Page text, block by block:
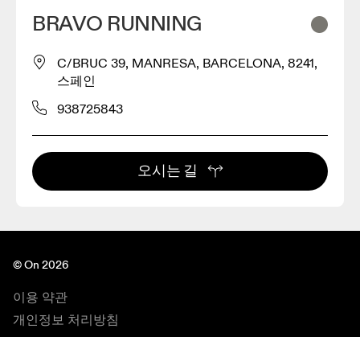
BRAVO RUNNING
C/BRUC 39, MANRESA, BARCELONA, 8241,
스페인
938725843
오시는 길
© On 2026
이용 약관
개인정보 처리방침